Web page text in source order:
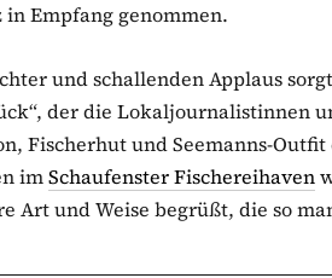
Empfang genommen.
und schallenden Applaus
der die Lokaljournalistinnen
Fischerhut und Seemanns-
imSchaufenster Fischereihaven
Art und Weise begrüßt, die so